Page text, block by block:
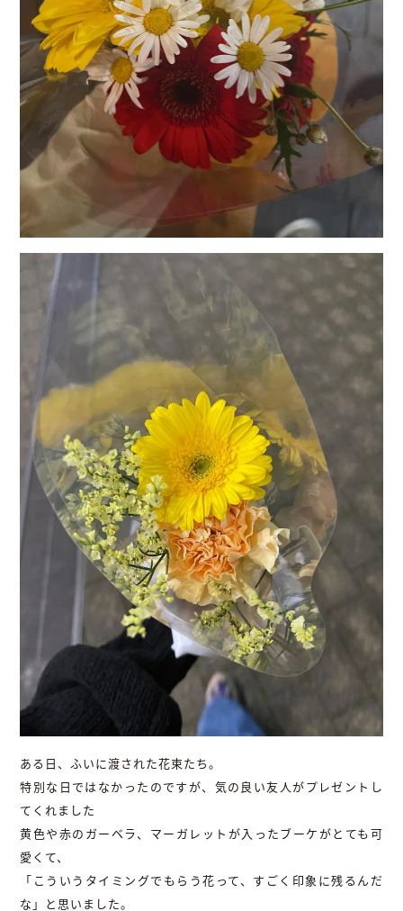
ある日、ふいに渡された花束たち。
特別な日ではなかったのですが、気の良い友人がプレゼントし
てくれました
黄色や赤のガーベラ、マーガレットが入ったブーケがとても可
愛くて、
「こういうタイミングでもらう花って、すごく印象に残るんだ
な」と思いました。